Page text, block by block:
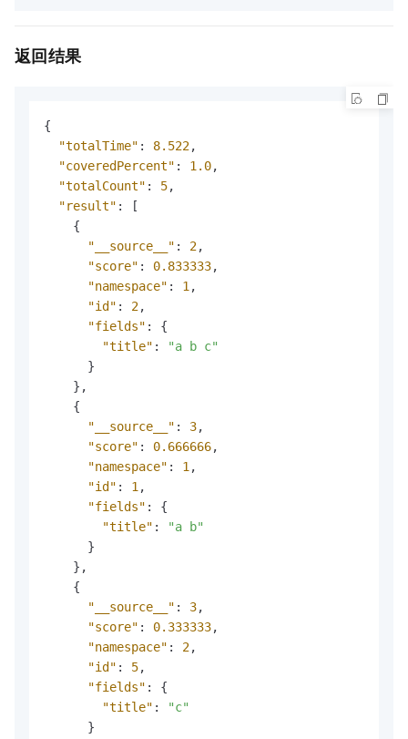
返回结果
{
"totalTime" : 8.522,
"coveredPercent" : 1.0,
"totalCount" : 5,
"result" :
[
{
"__source__" : 2,
"score" : 0.833333,
"namespace" : 1,
"id" : 2,
"fields" :
{
"title" :
"a b c"
}
} ,
{
"__source__" : 3,
"score" : 0.666666,
"namespace" : 1,
"id" : 1,
"fields" :
{
"title" :
"a b"
}
} ,
{
"__source__" : 3,
"score" : 0.333333,
"namespace" : 2,
"id" : 5,
"fields" :
{
"title" :
"c"
}